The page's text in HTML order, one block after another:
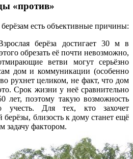
«против»
есть объективные причины:
берёза достигает 30 м в
обрезать её почти невозможно,
ветви могут серьёзно
дом и коммуникации (особенно
рухнет целиком, не факт, что дом
Срок жизни у неё сравнительно
лет, поэтому такую возможность
учесть. Для тех, кто захочет
берёзы, близость к дому станет ещё
фактором.